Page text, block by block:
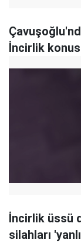
İncirlik
İncirlik üssü
silahları